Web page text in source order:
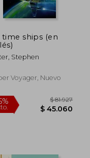
dcto. $
ships (en
Stephen
Voyager, Nuevo